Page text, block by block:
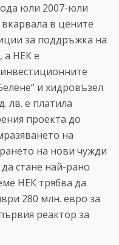
юли 2007-юли
в цените
за поддръжка на
а НЕК е
и хидровъзел
лв. е платила
проекта до
на
на нови чужди
стане най-рано
НЕК трябва да
280 млн. евро за
реактор за